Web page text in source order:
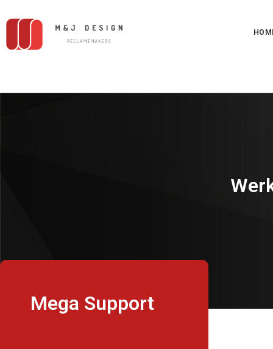
Mega Support